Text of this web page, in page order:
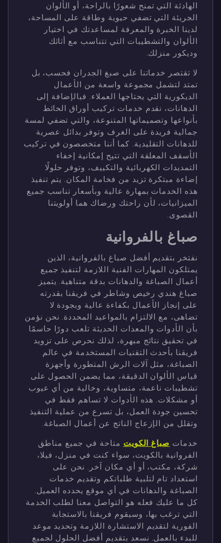
الهادئة التي تمنح شعورًا بالراحة، أو الألوان
الجريئة التي تضفي حيوية وطاقة على المساحة،
لدينا الخبرة والمعرفة لمساعدتك في اختيار
الألوان والتشطيبات التي تتناسب مع أثاثك
وديكور منزلك.
لا تقتصر خدماتنا على صبغ الجدران فحسب، بل
تمتد لتشمل مجموعة واسعة من الأعمال
الديكورية التي يحتاجها العملاء. فبالإضافة إلى
الدهانات، نقدم خدمات تركيب أوراق الحائط
بأنواعها وتصميماتها المتنوعة، والتي تضفي لمسة
جمالية فريدة على الغرف وتوفر بدائل عصرية
للدهانات التقليدية. كما أننا متخصصون في تركيب
الأسقف المعلقة التي تتيح إمكانية إخفاء
التمديدات الكهربائية والتكييف، وتوفر حلولًا
إضاءة مبتكرة تزيد من فخامة المكان. يتم تنفيذ
هذه الخدمات بمهارة عالية وبأسعار تناسب جميع
الميزانيات، لأن راحتك ورضاك هما أولويتنا
القصوى.
صباغ بالفروانية
نفتخر بتقديم أفضل صباغ بالفروانية، الذين
يمتلكون المهارات الفنية اللازمة لتنفيذ جميع
أعمال الصباغة والدهانات بدقة متناهية. يتميز
صباغ هندي رخيص وشاطر في فريقنا بقدرته
على إنجاز الأعمال بكفاءة عالية وبجودة لا
تضاهى، مع الالتزام بالمواعيد المحددة. نحن نؤمن
بأن الأدوات والمعدات الحديثة تلعب دورًا حاسمًا
في تحقيق نتائج مبهرة، لذلك نحرص على تزويد
فريقنا بأحدث التقنيات المستخدمة في عالم
الصباغة، مثل آلات الرش المتطورة وأجهزة
قياس الألوان الدقيقة، مما يضمن الحصول على
تشطيبات ناعمة، متساوية، وخالية من أي عيوب
أو مشكلات. هذه الأدوات لا تساهم فقط في
تحسين جودة العمل، بل تسرع من عملية التنفيذ
وتقلل من الإزعاج الناتج عن أعمال الصباغة.
خدماتصباغ الكويتمتاحة في جميع مناطق
الفروانية بالكويت، سواء كنت في منزل، فيلا،
شركة، مكتب، أو أي مكان آخر. نحن على
استعداد تام لتلبية طلباتكم وتقديم خدمات
الصباغة والدهانات في أي موقع يحدده العميل.
كل ما عليك فعله هو التواصل معنا لطلب الخدمة
التي ترغب بها، وسيقوم فريقنا بالاستجابة
الفورية لتقديم الاستشارة اللازمة وتحديد موعد
للبدء بالعمل. نسعد بتقديم أفضل الحلول لجميع